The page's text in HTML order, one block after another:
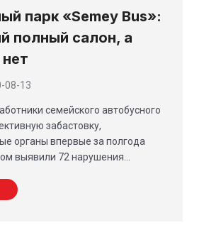
парк «Semey Bus»:
полный салон, а
08-13
семейского автобусного
забастовку,
органы впервые за полгода
выявили 72 нарушения…